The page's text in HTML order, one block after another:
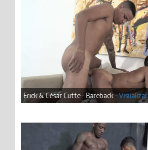
Erick & César Cutte - Bareback -Visualizar